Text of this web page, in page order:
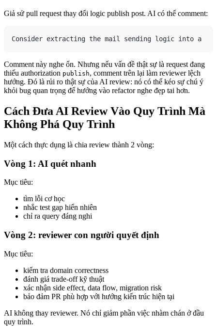
Giả sử pull request thay đổi logic publish post. AI có thể comment:
Comment này nghe ổn. Nhưng nếu vấn đề thật sự là request đang
thiếu authorization publish, comment trên lại làm reviewer lệch
hướng. Đó là rủi ro thật sự của AI review: nó có thể kéo sự chú ý
khỏi bug quan trọng để hướng vào refactor nghe đẹp tai hơn.
Cách Đưa AI Review Vào Quy Trình Mà
Không Phá Quy Trình
Một cách thực dụng là chia review thành 2 vòng:
Vòng 1: AI quét nhanh
Mục tiêu:
tìm lỗi cơ học
nhắc test gap hiển nhiên
chỉ ra query đáng nghi
Vòng 2: reviewer con người quyết định
Mục tiêu:
kiểm tra domain correctness
đánh giá trade-off kỹ thuật
xác nhận side effect, data flow, migration risk
bảo đảm PR phù hợp với hướng kiến trúc hiện tại
AI không thay reviewer. Nó chỉ giảm phần việc nhàm chán ở đầu
quy trình.